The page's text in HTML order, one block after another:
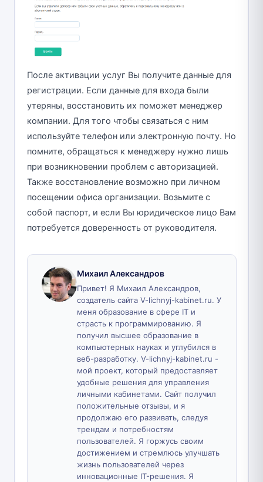
После активации услуг Вы получите данные для
регистрации. Если данные для входа были
утеряны, восстановить их поможет менеджер
компании. Для того чтобы связаться с ним
используйте телефон или электронную почту. Но
помните, обращаться к менеджеру нужно лишь
при возникновении проблем с авторизацией.
Также восстановление возможно при личном
посещении офиса организации. Возьмите с
собой паспорт, и если Вы юридическое лицо Вам
потребуется доверенность от руководителя.
Михаил Александров
Привет! Я Михаил Александров,
создатель сайта V-lichnyj-kabinet.ru. У
меня образование в сфере IT и
страсть к программированию. Я
получил высшее образование в
компьютерных науках и углубился в
веб-разработку. V-lichnyj-kabinet.ru -
мой проект, который предоставляет
удобные решения для управления
личными кабинетами. Сайт получил
положительные отзывы, и я
продолжаю его развивать, следуя
трендам и потребностям
пользователей. Я горжусь своим
достижением и стремлюсь улучшать
жизнь пользователей через
инновационные IT-решения. Я